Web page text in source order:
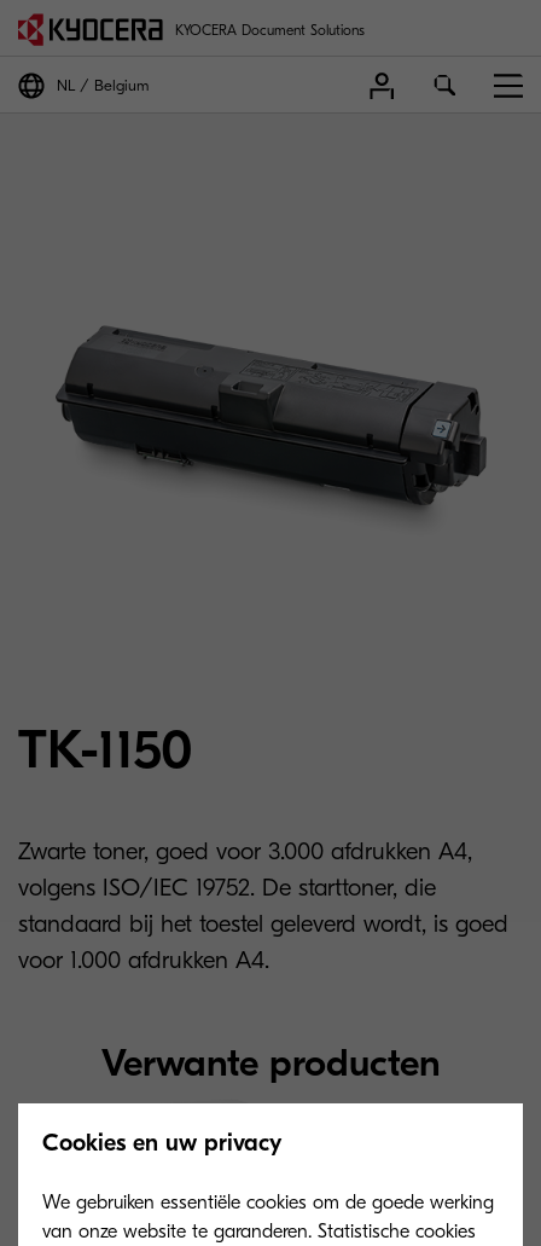
KYOCERA Document Solutions
NL Belgium
TK-1150
Zwarte toner, goed voor 3.000 afdrukken A4,
volgens ISO/IEC 19752. De starttoner, die
standaard bij het toestel geleverd wordt, is goed
voor 1.000 afdrukken A4.
Verwante producten
Cookies en uw privacy
We gebruiken essentiële cookies om de goede werking
van onze website te garanderen. Statistische cookies